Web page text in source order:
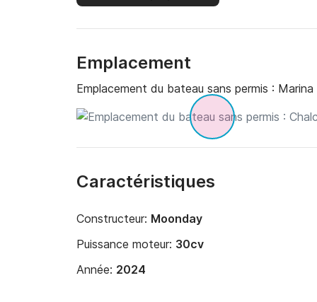
Emplacement
Emplacement du bateau sans permis : Marina
Caractéristiques
Constructeur: Moonday
Puissance moteur: 30cv
Année: 2024